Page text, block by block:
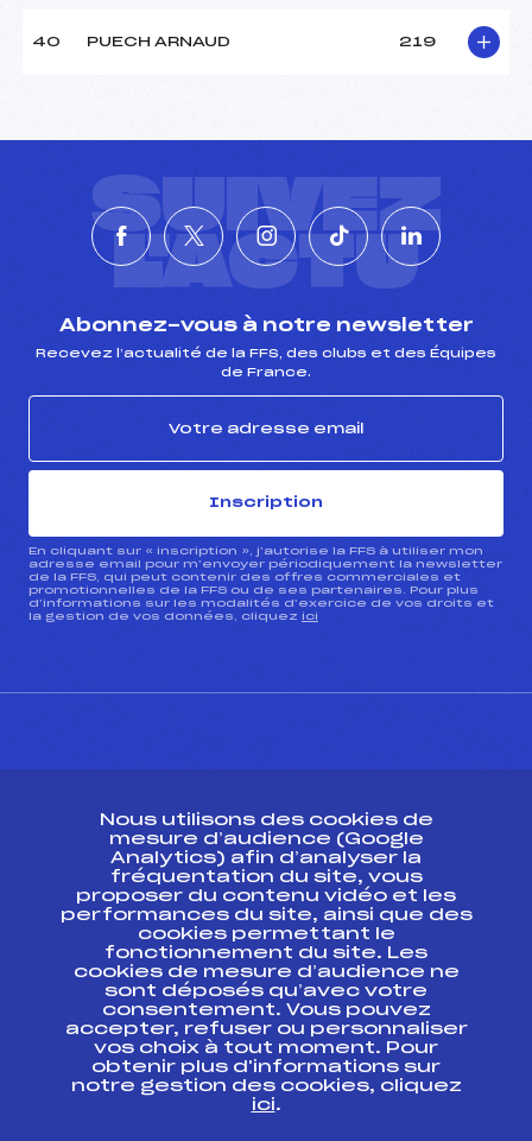
40 PUECH ARNAUD 219
SUIVEZ
L'ACTU
Abonnez-vous à notre newsletter
Recevez l’actualité de la FFS, des clubs et des Équipes
de France.
Inscription
En cliquant sur « inscription », j’autorise la FFS à utiliser mon
adresse email pour m’envoyer périodiquement la newsletter
de la FFS, qui peut contenir des offres commerciales et
promotionnelles de la FFS ou de ses partenaires. Pour plus
d’informations sur les modalités d’exercice de vos droits et
la gestion de vos données, cliquez ici
Ressources
Pass’Neige
Projet sportif fédéral
Projet de performance fédéral
Antidopage
Pôle Développement, Formation, Suivi
Scientifique
Listes ministérielles
Pôle vie de l’athlète
Enseignement professionnel
Nous utilisons des cookies de
mesure d’audience (Google
Analytics) afin d’analyser la
fréquentation du site, vous
proposer du contenu vidéo et les
performances du site, ainsi que des
cookies permettant le
fonctionnement du site. Les
cookies de mesure d’audience ne
sont déposés qu’avec votre
consentement. Vous pouvez
accepter, refuser ou personnaliser
vos choix à tout moment. Pour
obtenir plus d'informations sur
notre gestion des cookies, cliquez
ici.